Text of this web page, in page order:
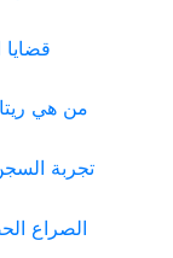
قضايا
من هي
تجربة
الصراع